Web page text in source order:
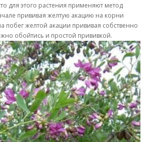
для этого растения применяют метод
прививая желтую акацию на корни
побег желтой акации прививая собственно
обойтись и простой прививкой.